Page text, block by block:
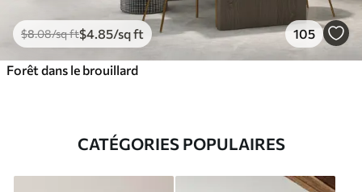
$8.08/sq ft$4 .85/sq ft 105
Forêt dans le brouillard
CATÉGORIES POPULAIRES